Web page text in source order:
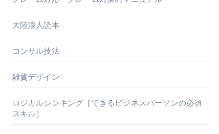
大陸浪人読本
コンサル技法
雑貨デザイン
ロジカルシンキング［できるビジネスパーソンの必須
スキル］